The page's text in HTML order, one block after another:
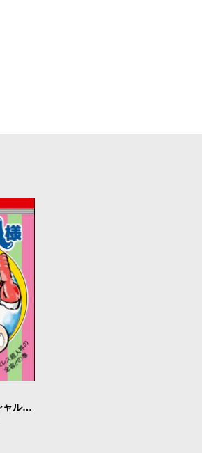
『キン肉マン』スペシャルスピンオフ THE超人様